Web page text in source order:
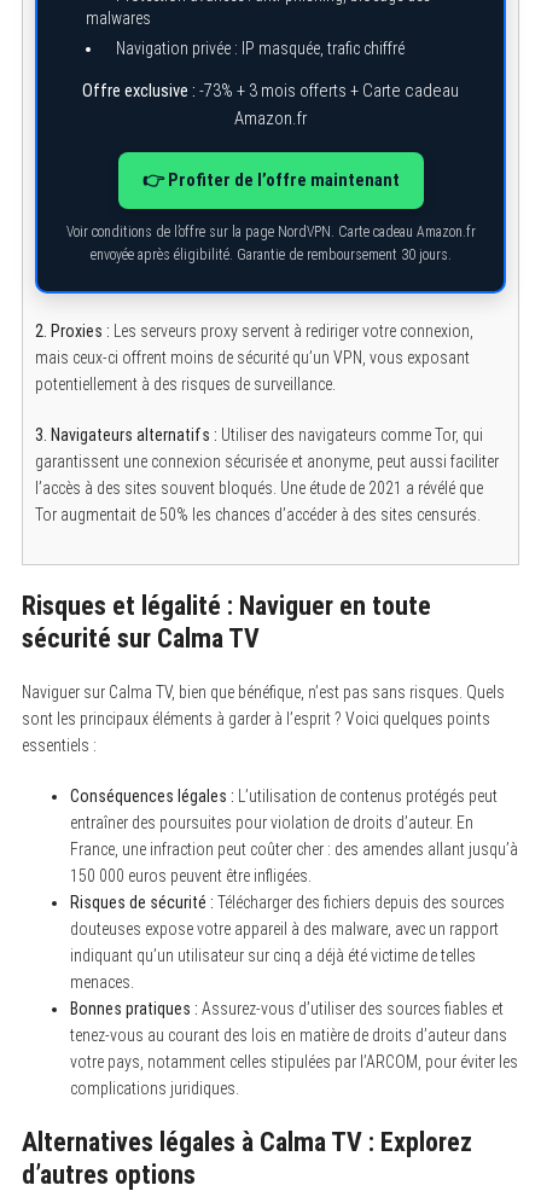
malwares
Navigation privée : IP masquée, trafic chiffré
Offre exclusive : -73% + 3 mois offerts + Carte cadeau
Amazon.fr
👉 Profiter de l’offre maintenant
Voir conditions de l’offre sur la page NordVPN. Carte cadeau Amazon.fr
envoyée après éligibilité. Garantie de remboursement 30 jours.
2. Proxies : Les serveurs proxy servent à rediriger votre connexion,
mais ceux-ci offrent moins de sécurité qu’un VPN, vous exposant
potentiellement à des risques de surveillance.
3. Navigateurs alternatifs : Utiliser des navigateurs comme Tor, qui
garantissent une connexion sécurisée et anonyme, peut aussi faciliter
l’accès à des sites souvent bloqués. Une étude de 2021 a révélé que
Tor augmentait de 50% les chances d’accéder à des sites censurés.
Risques et légalité : Naviguer en toute
sécurité sur Calma TV
Naviguer sur Calma TV, bien que bénéfique, n’est pas sans risques. Quels
sont les principaux éléments à garder à l’esprit ? Voici quelques points
essentiels :
Conséquences légales : L’utilisation de contenus protégés peut
entraîner des poursuites pour violation de droits d’auteur. En
France, une infraction peut coûter cher : des amendes allant jusqu’à
150 000 euros peuvent être infligées.
Risques de sécurité : Télécharger des fichiers depuis des sources
douteuses expose votre appareil à des malware, avec un rapport
indiquant qu’un utilisateur sur cinq a déjà été victime de telles
menaces.
Bonnes pratiques : Assurez-vous d’utiliser des sources fiables et
tenez-vous au courant des lois en matière de droits d’auteur dans
votre pays, notamment celles stipulées par l’ARCOM, pour éviter les
complications juridiques.
Alternatives légales à Calma TV : Explorez
d’autres options